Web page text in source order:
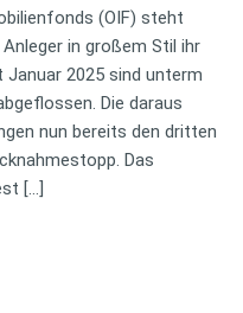
(OIF) steht
in großem Stil ihr
Januar 2025 sind unterm
Die daraus
nun bereits den dritten
Das
[…]